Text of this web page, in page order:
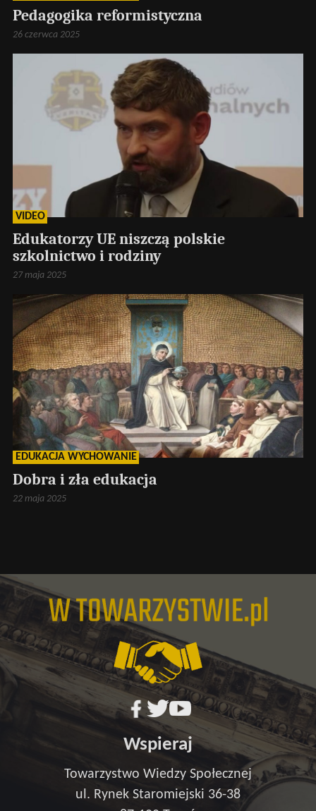
Pedagogika reformistyczna
26 czerwca 2025
VIDEO
Edukatorzy UE niszczą polskie
szkolnictwo i rodziny
27 maja 2025
EDUKACJA WYCHOWANIE
Dobra i zła edukacja
22 maja 2025
Wspieraj
Towarzystwo Wiedzy Społecznej
ul. Rynek Staromiejski 36-38